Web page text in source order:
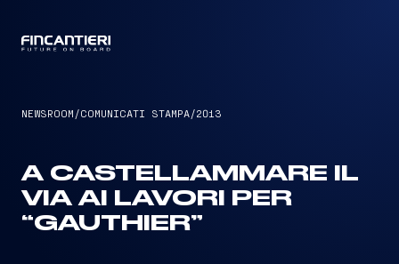
NEWSROOM /COMUNICATI STAMPA/2013
A CASTELLAMMARE IL
VIA AI LAVORI PER
“GAUTHIER”